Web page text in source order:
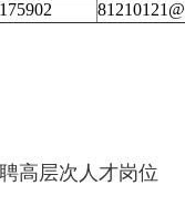
高层次人才岗位